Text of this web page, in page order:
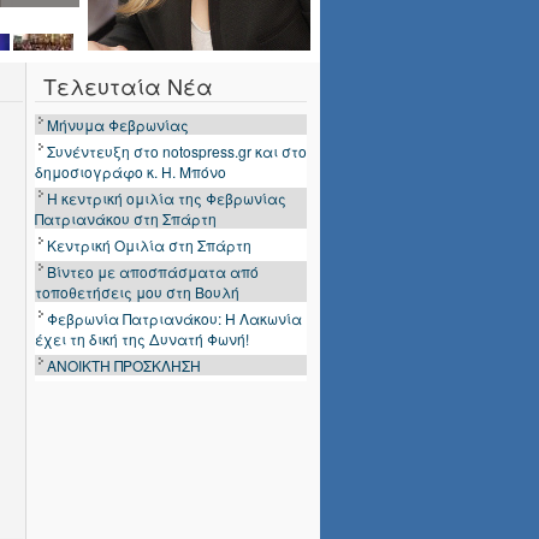
Τελευταία Νέα
Μήνυμα Φεβρωνίας
Συνέντευξη στο notospress.gr και στο
δημοσιογράφο κ. Η. Μπόνο
Η κεντρική ομιλία της Φεβρωνίας
Πατριανάκου στη Σπάρτη
Κεντρική Ομιλία στη Σπάρτη
Βίντεο με αποσπάσματα από
τοποθετήσεις μου στη Βουλή
Φεβρωνία Πατριανάκου: Η Λακωνία
έχει τη δική της Δυνατή Φωνή!
ΑΝΟΙΚΤΗ ΠΡΟΣΚΛΗΣΗ